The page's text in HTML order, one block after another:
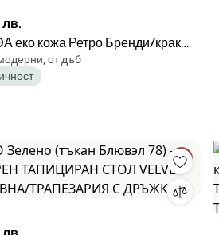
лв.
еко кожа Ретро Бренди/крака
дъб - МОДЕРЕН СТОЛ ЗА
ТРАПЕЗАРИЯ/ КУХНЯ/
от дъб